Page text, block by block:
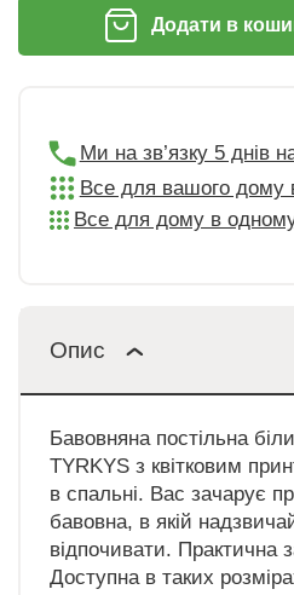
Додати в
Ми на зв’язку 5 днів
Все для вашого дому
Все для дому в одному
Опис
Бавовняна постільна
TYRKYS з квітковим
в спальні. Вас зачарує
бавовна, в якій
відпочивати. Практична
Доступна в таких